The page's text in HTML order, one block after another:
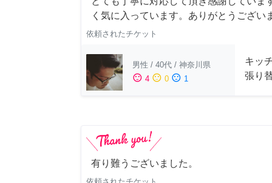
く気に入っています。ありがとうござい
依頼されたチケット
男性 / 40代 / 神奈川県
sentiment_satisfied 4 sentiment_neutral 0 sentiment_dissatisfied 1
キッ
張り
有り難うございました。